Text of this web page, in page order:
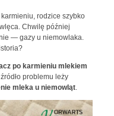
rodzice szybko
Chwilę później
— gazy u niemowlaka.
po karmieniu mlekiem
problemu leży
mleka u niemowląt.